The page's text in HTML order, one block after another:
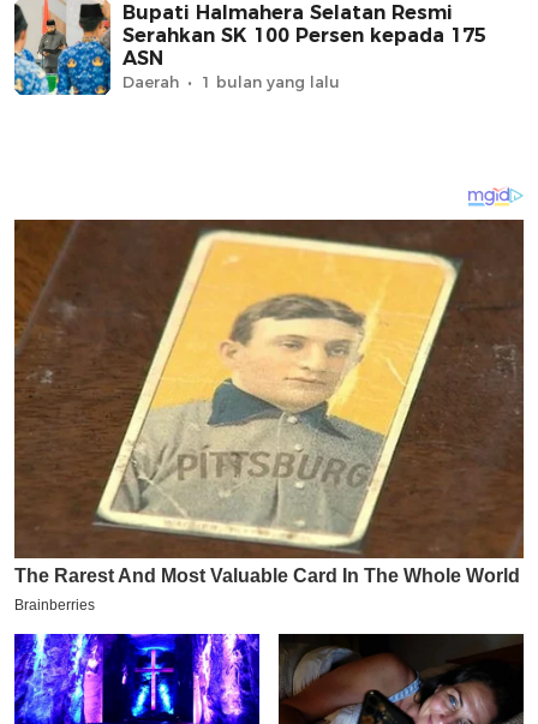
Bupati Halmahera Selatan Resmi
Serahkan SK 100 Persen kepada 175
ASN
Daerah 1 bulan yang lalu